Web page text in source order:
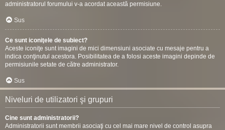
administratorul forumului v-a acordat această permisiune.
Sus
Ce sunt iconiţele de subiect?
Aceste iconiţe sunt imagini de mici dimensiuni asociate cu mesaje pentru a
indica conţinutul acestora. Posibilitatea de a folosi aceste imagini depinde de
permisiunile setate de către administrator.
Sus
Niveluri de utilizatori şi grupuri
Cine sunt administratorii?
Administratorii sunt membrii asociaţi cu cel mai mare nivel de control asupra